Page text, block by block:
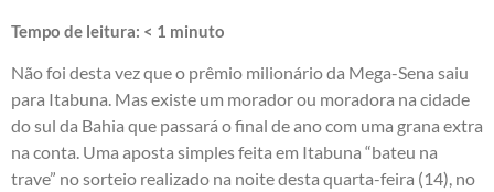
Tempo de leitura: < 1 minuto
Não foi desta vez que o prêmio milionário da Mega-Sena saiu
para Itabuna. Mas existe um morador ou moradora na cidade
do sul da Bahia que passará o final de ano com uma grana extra
na conta. Uma aposta simples feita em Itabuna “bateu na
trave” no sorteio realizado na noite desta quarta-feira (14), no